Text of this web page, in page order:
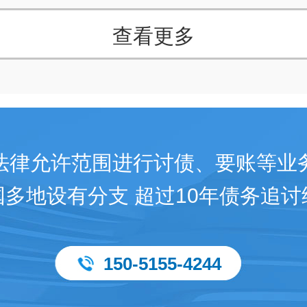
查看更多
律允许范围进行讨债、要账等业
多地设有分支 超过10年债务追讨
150-5155-4244